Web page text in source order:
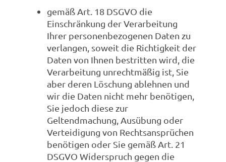
gemäß Art. 18 DSGVO die
Einschränkung der Verarbeitung
Ihrer personenbezogenen Daten zu
verlangen, soweit die Richtigkeit der
Daten von Ihnen bestritten wird, die
Verarbeitung unrechtmäßig ist, Sie
aber deren Löschung ablehnen und
wir die Daten nicht mehr benötigen,
Sie jedoch diese zur
Geltendmachung, Ausübung oder
Verteidigung von Rechtsansprüchen
benötigen oder Sie gemäß Art. 21
DSGVO Widerspruch gegen die